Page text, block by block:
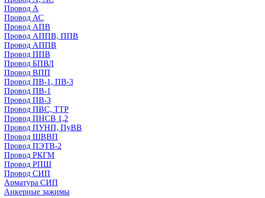
Провод А
Провод АС
Провод АПВ
Провод АППВ, ППВ
Провод АППВ
Провод ППВ
Провод БПВЛ
Провод ВПП
Провод ПВ-1, ПВ-3
Провод ПВ-1
Провод ПВ-3
Провод ПВС, ТТР
Провод ПНСВ 1,2
Провод ПУНП, ПуВВ
Провод ШВВП
Провод ПЭТВ-2
Провод РКГМ
Провод РПШ
Провод СИП
Арматура СИП
Анкерные зажимы